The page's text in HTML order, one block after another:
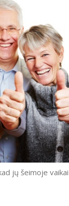
jų šeimoje